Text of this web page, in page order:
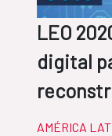
LEO
digital
AMÉRICA